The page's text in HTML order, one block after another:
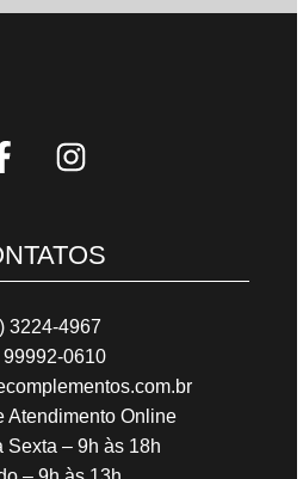
3224-4967
99992-0610
Atendimento Online
Sexta – 9h às 18h